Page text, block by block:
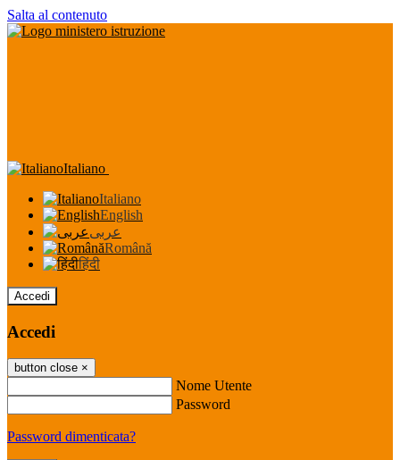
Salta al contenuto
Italiano
Italiano
English
عربى
Română
हिंदी
Accedi
Accedi
button close ×
Nome Utente
Password
Password dimenticata?